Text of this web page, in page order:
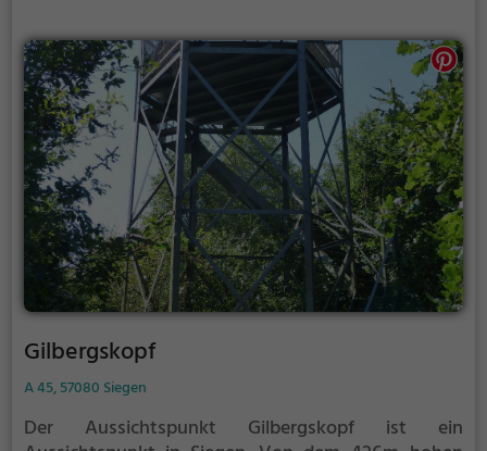
Gilbergskopf
A 45, 57080 Siegen
Der Aussichtspunkt Gilbergskopf ist ein